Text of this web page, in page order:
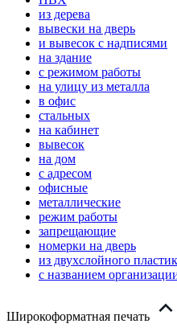
из дерева
вывески на дверь
и вывесок с надписями
на здание
с режимом работы
на улицу из металла
в офис
стальных
на кабинет
вывесок
на дом
с адресом
офисные
металлические
режим работы
запрещающие
номерки на дверь
из двухслойного
с названием
Широкоформатная печать